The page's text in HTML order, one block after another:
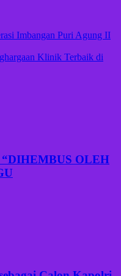
Imbangan Puri Agung II
Klinik Terbaik di
OLEH